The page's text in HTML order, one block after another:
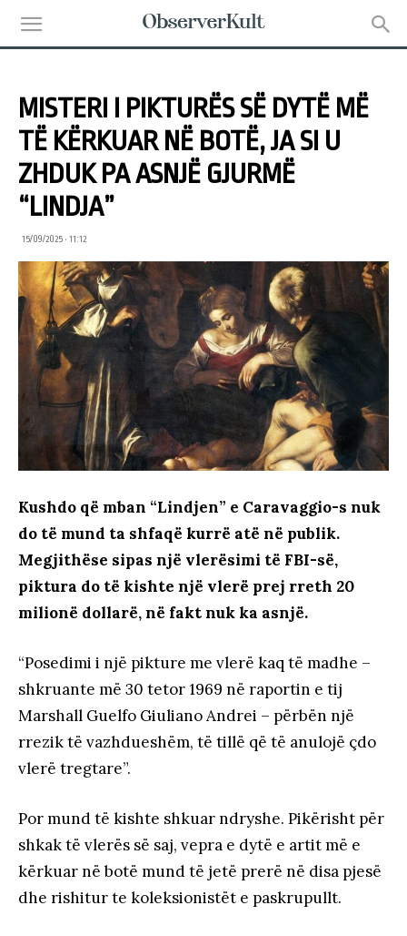
MISTERI I PIKTURËS SË DYTË MË
TË KËRKUAR NË BOTË, JA SI U
ZHDUK PA ASNJË GJURMË
“LINDJA”
15/09/2025 • 11:12
Kushdo që mban “Lindjen” e Caravaggio-s nuk
do të mund ta shfaqë kurrë atë në publik.
Megjithëse sipas një vlerësimi të FBI-së,
piktura do të kishte një vlerë prej rreth 20
milionë dollarë, në fakt nuk ka asnjë.
“Posedimi i një pikture me vlerë kaq të madhe –
shkruante më 30 tetor 1969 në raportin e tij
Marshall Guelfo Giuliano Andrei – përbën një
rrezik të vazhdueshëm, të tillë që të anulojë çdo
vlerë tregtare”.
Por mund të kishte shkuar ndryshe. Pikërisht për
shkak të vlerës së saj, vepra e dytë e artit më e
kërkuar në botë mund të jetë prerë në disa pjesë
dhe rishitur te koleksionistët e paskrupullt.